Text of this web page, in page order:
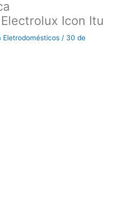
Icon Itu
Eletrodomésticos / 30 de